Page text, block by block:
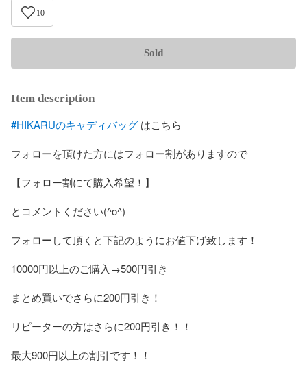
10
Sold
Item description
#HIKARUのキャディバッグ はこちら
フォローを頂けた方にはフォロー割がありますので
【フォロー割にて購入希望！】
とコメントください(^o^)
フォローして頂くと下記のようにお値下げ致します！
10000円以上のご購入→500円引き
まとめ買いでさらに200円引き！
リピーターの方はさらに200円引き！！
最大900円以上の割引です！！